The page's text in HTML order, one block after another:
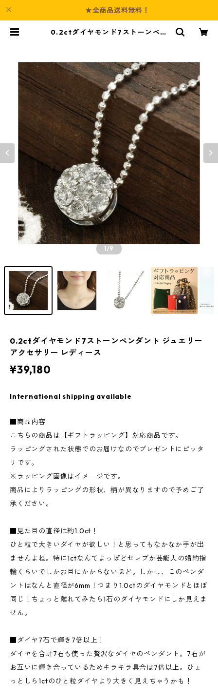
★全商品送料無料！
0.2ctダイヤモンド7ストーンペン
1/9
0.2ctダイヤモンド7ストーンペンダント ジュエリー
アクセサリー レディース
¥39,180
International shipping available
■商品内容
こちらの商品は【ギフトラッピング】対応商品です。
ラッピングされた状態でのお届けなのでプレゼントにピッタ
リです。
※ラッピング画像はイメージです。
商品によりラッピングの形状、柄が異なりますので予めご了
承ください。
■見た目の直径は約1.0ct！
ひと粒で大きいダイヤが欲しい！と思ってもなかなか手が出
ませんよね。特に1ctなんてよっぽどセレブか芸能人の婚約指
輪くらいでしかお目にかからないほど。しかし、このペンダ
ントはなんと直径が6mm！つまり1.0ctのダイヤモンドとほぼ
同じ！ちょっと離れてみたら1石のダイヤモンドにしか見えま
せん。
■ダイヤ7石で輝き7倍以上！
ダイヤを合計7石も使った贅沢なダイヤのペンダント。7石が
お互いに輝き合っているためキラキラ具合は7倍以上。ひょ
っとしら1ctのひと粒ダイヤより大きく見えちゃうかも！